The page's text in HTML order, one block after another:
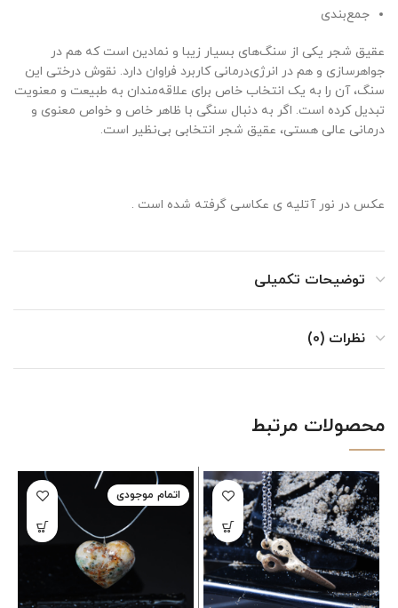
جمع‌بندی
عقیق شجر یکی از سنگ‌های بسیار زیبا و نمادین است که هم در
جواهرسازی و هم در انرژی‌درمانی کاربرد فراوان دارد. نقوش درختی این
سنگ، آن را به یک انتخاب خاص برای علاقه‌مندان به طبیعت و معنویت
تبدیل کرده است. اگر به دنبال سنگی با ظاهر خاص و خواص معنوی و
درمانی عالی هستی، عقیق شجر انتخابی بی‌نظیر است.
عکس در نور آتلیه ی عکاسی گرفته شده است .
توضیحات تکمیلی
نظرات (0)
محصولات مرتبط
اتمام موجودی